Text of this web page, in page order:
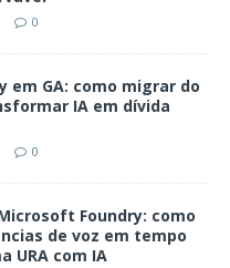
0
em GA: como migrar do
IA em dívida
0
Foundry: como
de voz em tempo
URA com IA